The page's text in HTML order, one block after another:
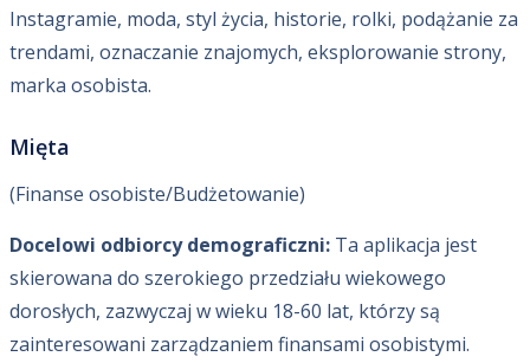
Instagramie, moda, styl życia, historie, rolki, podążanie za
trendami, oznaczanie znajomych, eksplorowanie strony,
marka osobista.
Mięta
(Finanse osobiste/Budżetowanie)
Docelowi odbiorcy demograficzni:Ta aplikacja jest
skierowana do szerokiego przedziału wiekowego
dorosłych, zazwyczaj w wieku 18-60 lat, którzy są
zainteresowani zarządzaniem finansami osobistymi.